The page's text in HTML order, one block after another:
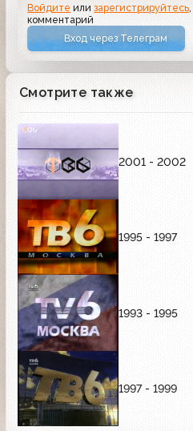
Войдите илизарегистрируйтесь
комментарий
Вход через Телеграм
Смотрите также
2001 - 2002
1995 - 1997
1993 - 1995
1997 - 1999